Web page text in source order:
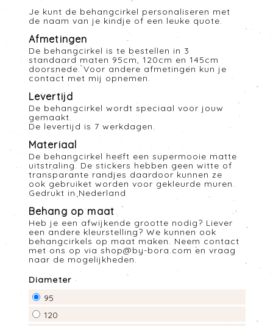
Je kunt de behangcirkel personaliseren met
de naam van je kindje of een leuke quote.
Afmetingen
De behangcirkel is te bestellen in 3
standaard maten 95cm, 120cm en 145cm
doorsnede. Voor andere afmetingen kun je
contact met mij opnemen.
Levertijd
De behangcirkel wordt speciaal voor jouw
gemaakt.
De levertijd is 7 werkdagen.
Materiaal
De behangcirkel heeft een supermooie matte
uitstraling. De stickers hebben geen witte of
transparante randjes daardoor kunnen ze
ook gebruiket worden voor gekleurde muren.
Gedrukt in Nederland
Behang op maat
Heb je een afwijkende grootte nodig? Liever
een andere kleurstelling? We kunnen ook
behangcirkels op maat maken. Neem contact
met ons op via shop@by-bora.com en vraag
naar de mogelijkheden.
Diameter
95
120